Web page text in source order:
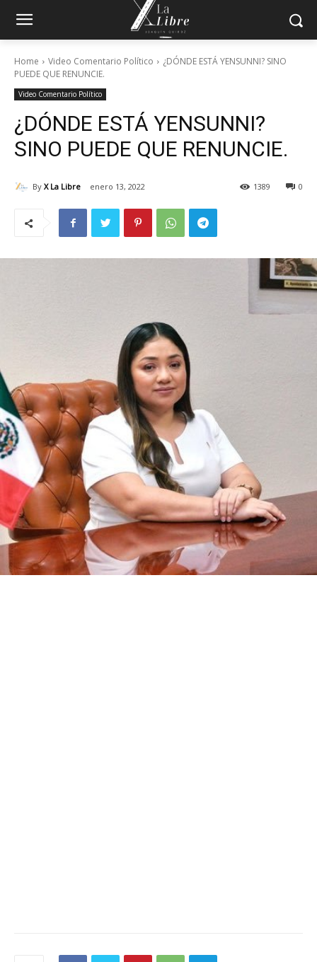
Home Video Comentario Político
¿DÓNDE ESTÁ YENSUNNI? SINO
PUEDE QUE RENUNCIE.
Video Comentario Político
¿DÓNDE ESTÁ YENSUNNI?
SINO PUEDE QUE RENUNCIE.
By X La Libre enero 13, 2022 0
1389